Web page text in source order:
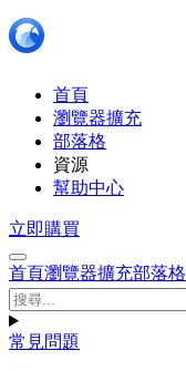
首頁
瀏覽器擴充
部落格
資源
幫助中心
立即購買
首頁瀏覽器擴充部落格
常見問題